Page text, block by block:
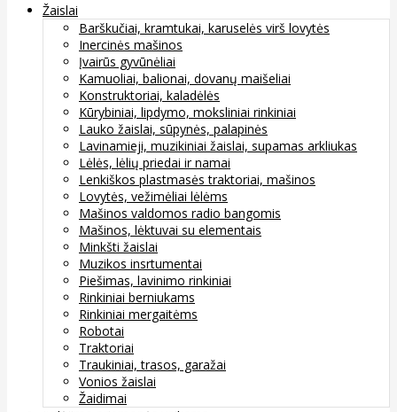
Žaislai
Barškučiai, kramtukai, karuselės virš lovytės
Inercinės mašinos
Įvairūs gyvūnėliai
Kamuoliai, balionai, dovanų maišeliai
Konstruktoriai, kaladėlės
Kūrybiniai, lipdymo, moksliniai rinkiniai
Lauko žaislai, sūpynės, palapinės
Lavinamieji, muzikiniai žaislai, supamas arkliukas
Lėlės, lėlių priedai ir namai
Lenkiškos plastmasės traktoriai, mašinos
Lovytės, vežimėliai lėlėms
Mašinos valdomos radio bangomis
Mašinos, lėktuvai su elementais
Minkšti žaislai
Muzikos insrtumentai
Piešimas, lavinimo rinkiniai
Rinkiniai berniukams
Rinkiniai mergaitėms
Robotai
Traktoriai
Traukiniai, trasos, garažai
Vonios žaislai
Žaidimai